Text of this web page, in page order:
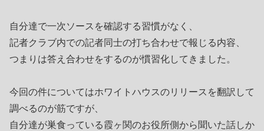
自分達で一次ソースを確認する習慣がなく、
記者クラブ内での記者同士の打ち合わせで報じる内容、
つまりは答え合わせをするのが慣習化してきました。
今回の件についてはホワイトハウスのリリースを翻訳して
調べるのが筋ですが、
自分達が巣食っている霞ヶ関のお役所側から聞いた話しか